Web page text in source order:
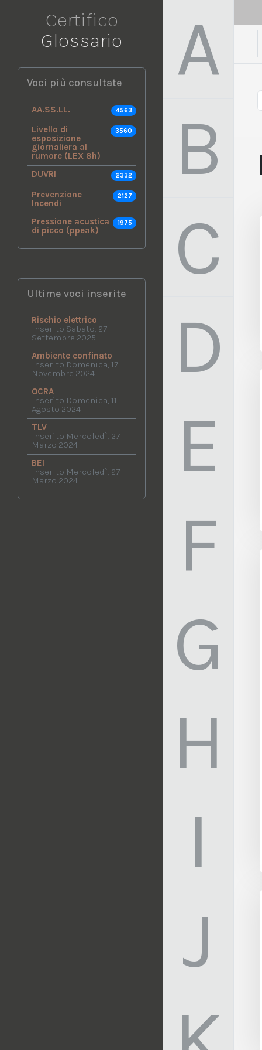
Certifico
Glossario
Voci più consultate
AA.SS.LL. 4563
Livello di
esposizione
giornaliera al
rumore (LEX 8h)
3560
DUVRI 2332
Prevenzione
Incendi
2127
Pressione acustica
di picco (ppeak)
1975
Ultime voci inserite
Rischio elettrico
Inserito Sabato, 27
Settembre 2025
Ambiente confinato
Inserito Domenica, 17
Novembre 2024
OCRA
Inserito Domenica, 11
Agosto 2024
TLV
Inserito Mercoledì, 27
Marzo 2024
BEI
Inserito Mercoledì, 27
Marzo 2024
A
B
C
D
E
F
G
H
I
J